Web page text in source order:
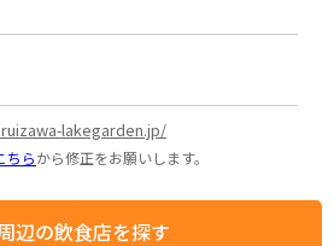
lakegarden.jp/
ちらから修正をお願いします。
辺の飲食店を探す